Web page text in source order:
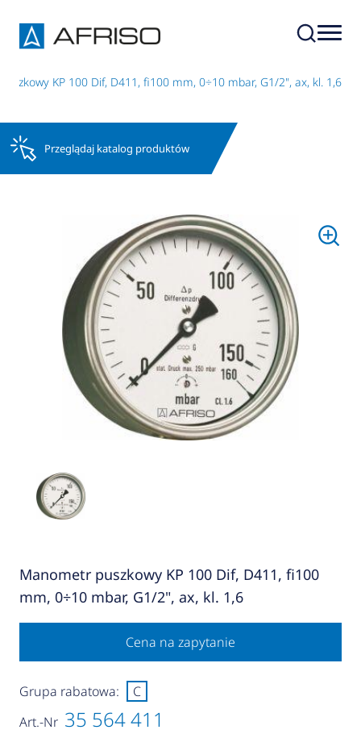
KP 100 Dif, D411, fi100 mm, 0÷10 mbar, G1/2", ax, kl. 1,6
Przeglądaj katalog produktów
Manometr puszkowy KP 100 Dif, D411, fi100
mm, 0÷10 mbar, G1/2", ax, kl. 1,6
Cena na zapytanie
Art.-Nr 35 564 411
Grupa rabatowa: C